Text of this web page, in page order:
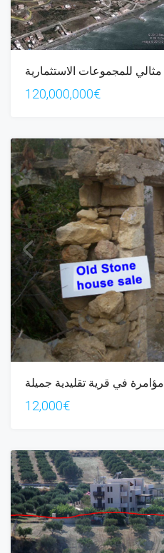
120,000,000€
مؤامرة في قرية تقليدية جميلة
12,000€